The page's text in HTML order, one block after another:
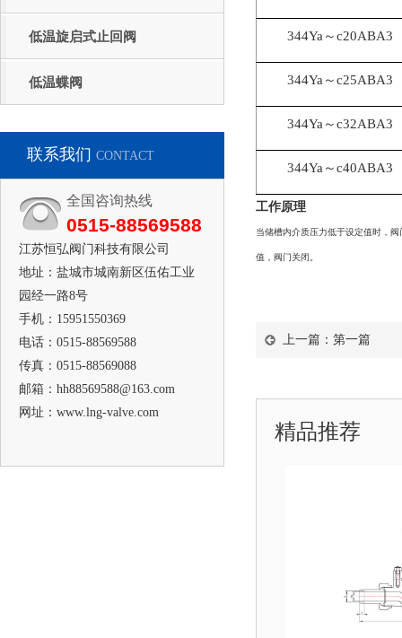
低温旋启式止回阀
低温蝶阀
联系我们 CONTACT
全国咨询热线
0515-88569588
江苏恒弘阀门科技有限公司
地址：盐城市城南新区伍佑工业
园经一路8号
手机：15951550369
电话：0515-88569588
传真：0515-88569088
邮箱：hh88569588@163.com
网址：www.lng-valve.com
344Ya～c20ABA3
344Ya～c25ABA3
344Ya～c32ABA3
344Ya～c40ABA3
工作原理
当储槽内介质压力低于设定值时，
值，阀门关闭。
上一篇：第一篇
精品推荐